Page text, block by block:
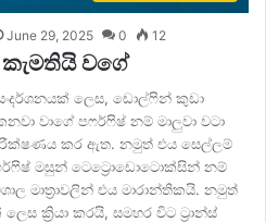
June 29, 2025 0 12
වගේ
ලෙස, ඩොල්ෆින් කුඩා
වාගේ පෆර්ෆිෂ් නම් මාලුවා වටා
කර ඇත. නමුත් එය සෙල්ලම්
මසුන් ටෙට්‍රොඩොටොක්සින් නම්
මාත්‍රාවලින් එය මාරාන්තිකයි. නමුත්
ක්‍රියා කරයි, සමහර විට ට්‍රාන්ස්